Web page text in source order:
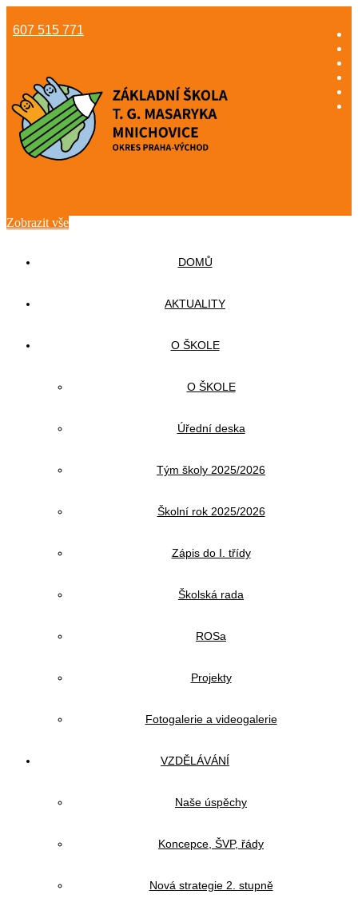
607 515 771
Zobrazit vše
DOMŮ
AKTUALITY
O ŠKOLE
O ŠKOLE
Úřední deska
Tým školy 2025/2026
Školní rok 2025/2026
Zápis do I. třídy
Školská rada
ROSa
Projekty
Fotogalerie a videogalerie
VZDĚLÁVÁNÍ
Naše úspěchy
Koncepce, ŠVP, řády
Nová strategie 2. stupně